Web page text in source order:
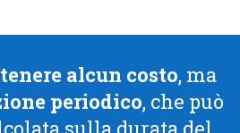
alcun costo, ma
periodico, che può